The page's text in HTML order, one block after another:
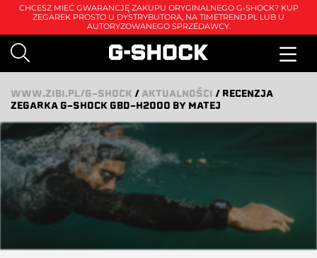
CHCESZ MIEĆ GWARANCJĘ ZAKUPU ORYGINALNEGO G-SHOCK? KUP
ZEGAREK PROSTO U DYSTRYBUTORA, NA TIMETREND.PL LUB U
AUTORYZOWANEGO SPRZEDAWCY.
WWW.ZIBI.PL/G-SHOCK / AKTUALNOŚCI / RECENZJA
ZEGARKA G-SHOCK GBD-H2000 BY MATEJ